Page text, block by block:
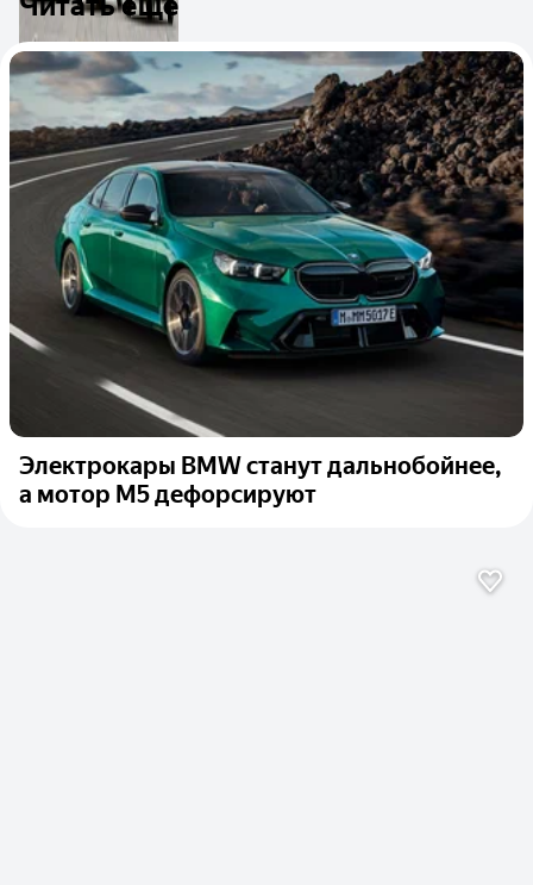
Электрокары BMW станут дальнобойнее,
а мотор M5 дефорсируют